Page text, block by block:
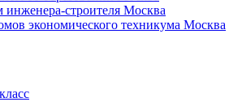
строителя Москва
экономического техникума Москва